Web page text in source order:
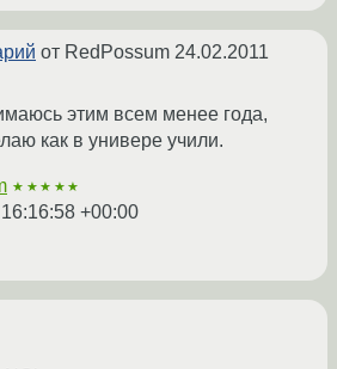
от RedPossum 24.02.2011
этим всем менее года,
как в универе учили.
★★★★★
+00:00